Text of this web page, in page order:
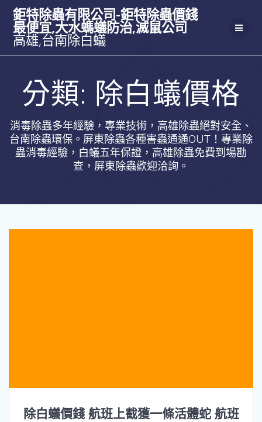
Skip
to
content
鉅特除蟲有限公司-鉅特除蟲價錢
最便宜,大水螞蟻防治,滅鼠公司
高雄,台南除白蟻
分類: 除白蟻價格
消毒除蟲多年經驗，專業技術，高雄除蟲絕對安全、
台南除蟲環保。屏東除蟲各種害蟲通通OUT！專業除
蟲消毒經驗，白蟻五年保證，高雄除蟲免費到場勘
查，屏東除蟲歡迎洽詢。
除白蟻價錢 航班上截獲一條活體蛇 航班